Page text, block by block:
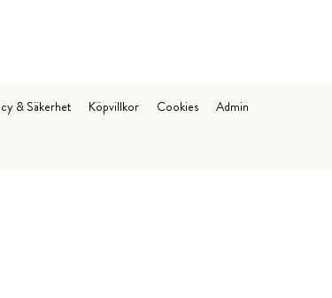
& Säkerhet Köpvillkor Cookies Admin